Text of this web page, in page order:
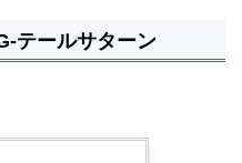
テールサターン